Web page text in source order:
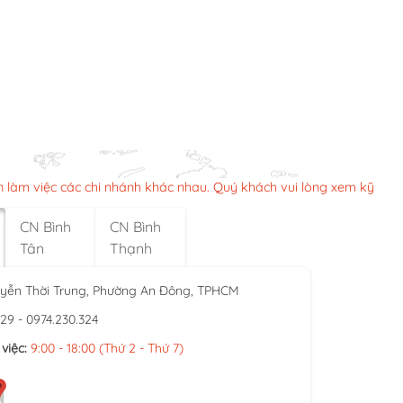
làm việc các chi nhánh khác nhau. Quý khách vui lòng xem kỹ
CN Bình
Tân
CN Bình
Thạnh
Thời Trung, Phường An Đông, TPHCM
- 0974.230.324
9:00 - 18:00 (Thứ 2 - Thứ 7)